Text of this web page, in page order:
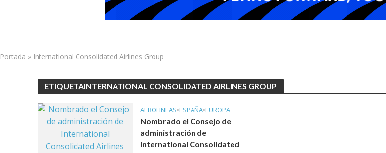
Portada » International Consolidated Airlines Group
ETIQUETAINTERNATIONAL CONSOLIDATED AIRLINES GROUP
AEROLINEAS•ESPAÑA•EUROPA
Nombrado el Consejo de
administración de
International Consolidated